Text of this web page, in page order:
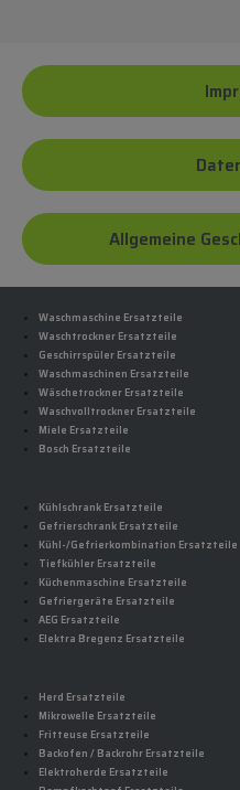
Allgemeine
Waschmaschine Ersatzteile
Waschtrockner Ersatzteile
Geschirrspüler Ersatzteile
Waschmaschinen Ersatzteile
Wäschetrockner Ersatzteile
Waschvolltrockner Ersatzteile
Miele Ersatzteile
Bosch Ersatzteile
Kühlschrank Ersatzteile
Gefrierschrank Ersatzteile
Kühl-/Gefrierkombination Ersatzteile
Tiefkühler Ersatzteile
Küchenmaschine Ersatzteile
Gefriergeräte Ersatzteile
AEG Ersatzteile
Elektra Bregenz Ersatzteile
Herd Ersatzteile
Mikrowelle Ersatzteile
Fritteuse Ersatzteile
Backofen / Backrohr Ersatzteile
Elektroherde Ersatzteile